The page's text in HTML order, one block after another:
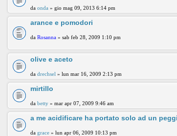
da onda » gio mag 09, 2013 6:14 pm
arance e pomodori
da Rosanna » sab feb 28, 2009 1:10 pm
olive e aceto
da drechsel » lun mar 16, 2009 2:13 pm
mirtillo
da betty » mar apr 07, 2009 9:46 am
a me acidificare ha portato solo ad un
da grace » lun apr 06, 2009 10:13 pm